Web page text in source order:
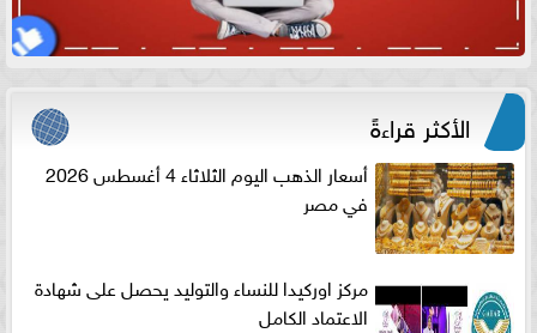
الأكثر قراءةً
أسعار الذهب اليوم الثلاثاء 4 أغسطس 2026
في مصر
مركز اوركيدا للنساء والتوليد يحصل على شهادة
الاعتماد الكامل